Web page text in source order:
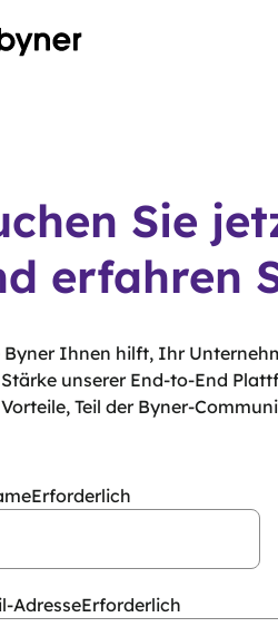
Sie
erfahren
Byner Ihnen hilft, Ihr
unserer End-to-End
Teil der Byner-
Erforderlich
AdresseErforderlich